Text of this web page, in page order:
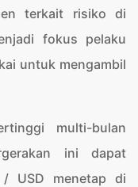
terkait risiko di
fokus pelaku
untuk mengambil
multi-bulan
ini dapat
/ USD menetap di